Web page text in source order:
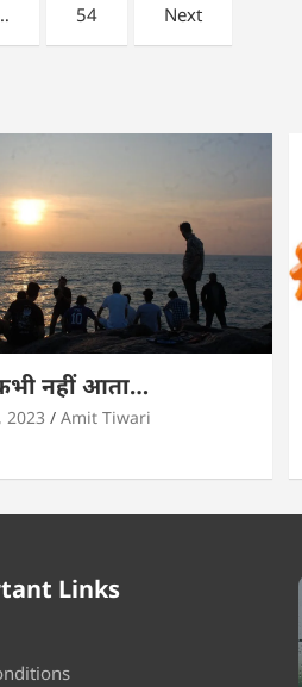
54 Next
नहीं आता…
2023 Amit Tiwari
Links